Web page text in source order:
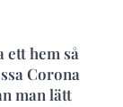
ett hem så
Corona
man lätt